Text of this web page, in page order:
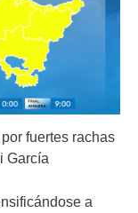
fuertes rachas
García
a